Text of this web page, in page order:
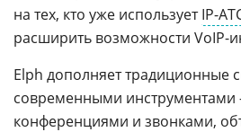
на тех, кто уже используетIP-
расширить возможности VoIP-
Elph дополняет традиционные
современными инструментами
конференциями и звонками,